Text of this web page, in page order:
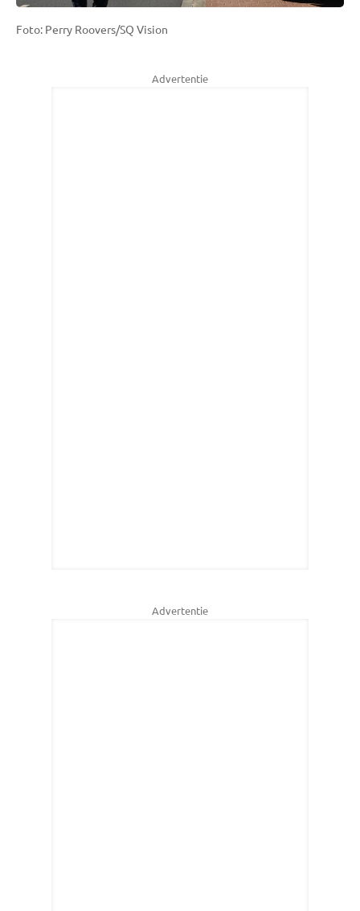
Foto: Perry Roovers/SQ Vision
Advertentie
Advertentie